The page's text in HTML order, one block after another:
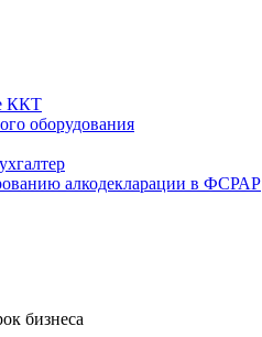
ККТ
оборудования
алкодекларации в ФСРАР
бизнеса